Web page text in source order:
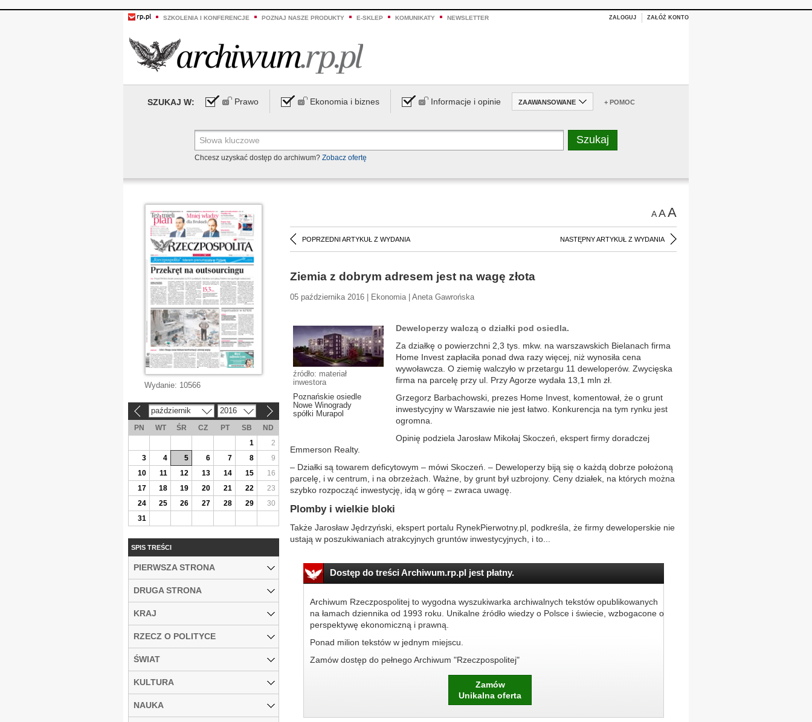
SZKOLENIA I KONFERENCJE POZNAJ NASZE PRODUKTY E-SKLEP KOMUNIKATY NEWSLETTER ZALOGUJ ZAŁÓŻ KONTO
SZUKAJ W: Prawo Ekonomia i biznes Informacje i opinie ZAAWANSOWANE + POMOC
Chcesz uzyskać dostęp do archiwum? Zobacz ofertę
AAA
POPRZEDNI ARTYKUŁ Z WYDANIA NASTĘPNY ARTYKUŁ Z WYDANIA
Ziemia z dobrym adresem jest na wagę złota
05 października 2016 | Ekonomia | Aneta Gawrońska
źródło: materiał
inwestora
Poznańskie osiedle
Nowe Winogrady
spółki Murapol
Deweloperzy walczą o działki pod osiedla.
Za działkę o powierzchni 2,3 tys. mkw. na warszawskich Bielanach firma
Home Invest zapłaciła ponad dwa razy więcej, niż wynosiła cena
wywoławcza. O ziemię walczyło w przetargu 11 deweloperów. Zwycięska
firma na parcelę przy ul. Przy Agorze wydała 13,1 mln zł.
Grzegorz Barbachowski, prezes Home Invest, komentował, że o grunt
inwestycyjny w Warszawie nie jest łatwo. Konkurencja na tym rynku jest
ogromna.
Opinię podziela Jarosław Mikołaj Skoczeń, ekspert firmy doradczej
Emmerson Realty.
– Działki są towarem deficytowym – mówi Skoczeń. – Deweloperzy biją się o każdą dobrze położoną
parcelę, i w centrum, i na obrzeżach. Ważne, by grunt był uzbrojony. Ceny działek, na których można
szybko rozpocząć inwestycję, idą w górę – zwraca uwagę.
Plomby i wielkie bloki
Także Jarosław Jędrzyński, ekspert portalu RynekPierwotny.pl, podkreśla, że firmy deweloperskie nie
ustają w poszukiwaniach atrakcyjnych gruntów inwestycyjnych, i to...
Dostęp do treści Archiwum.rp.pl jest płatny.
Archiwum Rzeczpospolitej to wygodna wyszukiwarka archiwalnych tekstów opublikowanych
na łamach dziennika od 1993 roku. Unikalne źródło wiedzy o Polsce i świecie, wzbogacone o
perspektywę ekonomiczną i prawną.
Ponad milion tekstów w jednym miejscu.
Zamów dostęp do pełnego Archiwum "Rzeczpospolitej"
Zamów
Unikalna oferta
Wydanie: 10566
październik 2016
PN WT ŚR CZ PT SB
ND
1
2
3
4 5 6 7 8
9
10
11 12 13 14 15
16
17
18 19 20 21 22
23
24
25 26 27 28 29
30
31
SPIS TREŚCI
PIERWSZA STRONA
DRUGA STRONA
KRAJ
RZECZ O POLITYCE
ŚWIAT
KULTURA
NAUKA